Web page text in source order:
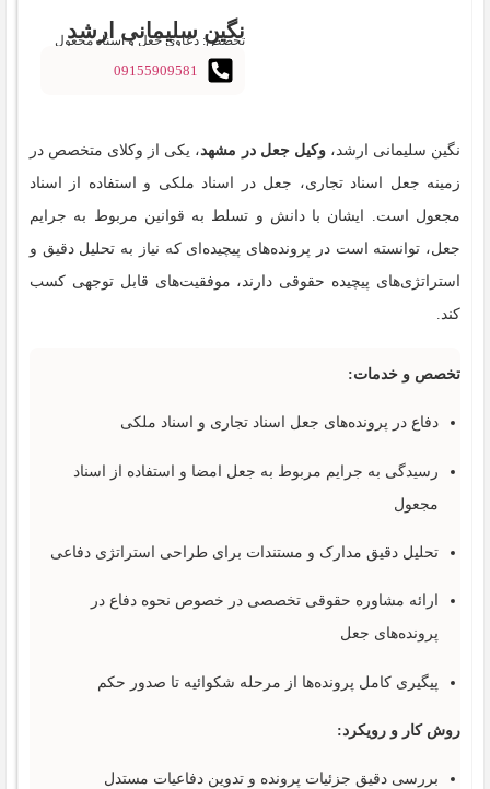
نگین سلیمانی ارشد
تخصص: دعاوی جعل و اسناد مجعول
09155909581
نگین سلیمانی ارشد،وکیل جعل در مشهد، یکی از وکلای متخصص در
زمینه جعل اسناد تجاری، جعل در اسناد ملکی و استفاده از اسناد
مجعول است. ایشان با دانش و تسلط به قوانین مربوط به جرایم
جعل، توانسته است در پرونده‌های پیچیده‌ای که نیاز به تحلیل دقیق و
استراتژی‌های پیچیده حقوقی دارند، موفقیت‌های قابل توجهی کسب
کند.
تخصص و خدمات:
دفاع در پرونده‌های جعل اسناد تجاری و اسناد ملکی
رسیدگی به جرایم مربوط به جعل امضا و استفاده از اسناد
مجعول
تحلیل دقیق مدارک و مستندات برای طراحی استراتژی دفاعی
ارائه مشاوره حقوقی تخصصی در خصوص نحوه دفاع در
پرونده‌های جعل
پیگیری کامل پرونده‌ها از مرحله شکوائیه تا صدور حکم
روش کار و رویکرد:
بررسی دقیق جزئیات پرونده و تدوین دفاعیات مستدل